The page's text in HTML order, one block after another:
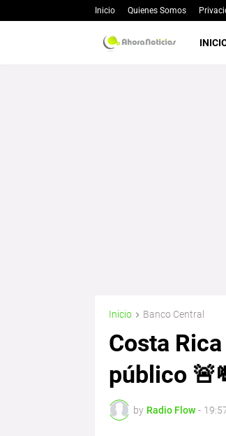
Inicio Quienes Somos
Inicio Banco Central
Costa
público
by Radio Flow -